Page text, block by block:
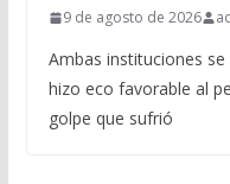
9 de agosto de 2026
Ambas instituciones
hizo eco favorable al
golpe que sufrió